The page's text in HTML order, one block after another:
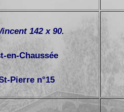
142 x 90.
en-Chaussée
Pierre n°15